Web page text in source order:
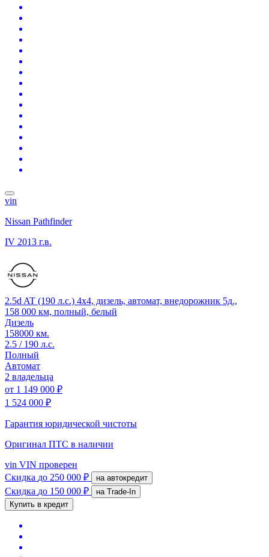
vin
Nissan Pathfinder
IV 2013 г.в.
2.5d AT (190 л.с.) 4x4, дизель, автомат, внедорожник 5д.,
158 000 км, полный, белый
Дизель
158000 км.
2.5 / 190 л.с.
Полный
Автомат
2 владельца
от 1 149 000 ₽
1 524 000 ₽
Гарантия юридической чистоты
Оригинал ПТС в наличии
vin VIN проверен
Скидка до 250 000 ₽ на автокредит
Скидка до 150 000 ₽
на Trade-In
Купить в кредит